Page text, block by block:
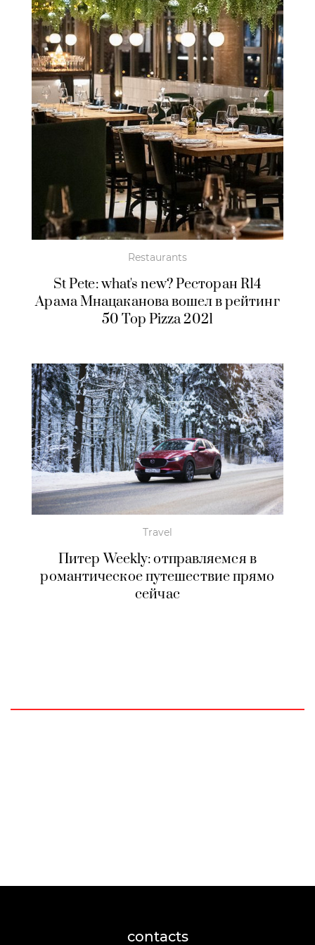
Restaurants
St Pete: what's new? Ресторан R14
Арама Мнацаканова вошел в рейтинг
50 Top Pizza 2021
Travel
Питер Weekly: отправляемся в
романтическое путешествие прямо
сейчас
contacts